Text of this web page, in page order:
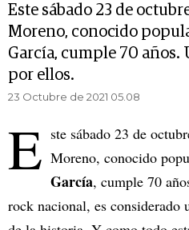
Este sábado 23 de
Moreno, conocido
García, cumple 70 años.
por ellos.
23 Octubre de 2021 05.08
E ste sábado 23 de
Moreno, conocido
García, cumple 70
rock nacional, es considerado